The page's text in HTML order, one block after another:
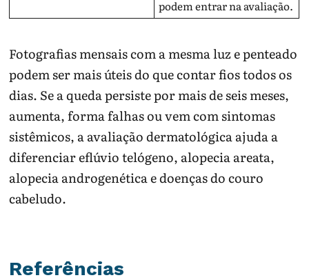
podem entrar na avaliação.
Fotografias mensais com a mesma luz e penteado
podem ser mais úteis do que contar fios todos os
dias. Se a queda persiste por mais de seis meses,
aumenta, forma falhas ou vem com sintomas
sistêmicos, a avaliação dermatológica ajuda a
diferenciar eflúvio telógeno, alopecia areata,
alopecia androgenética e doenças do couro
cabeludo.
Referências